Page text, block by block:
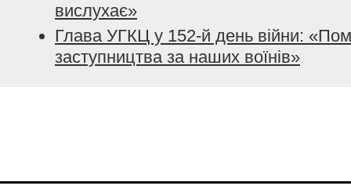
вислухає»
Глава УГКЦ у 152-й день війни:
заступництва за наших воїнів»